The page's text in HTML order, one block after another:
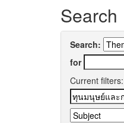
Search
Search:
for
Current filters: